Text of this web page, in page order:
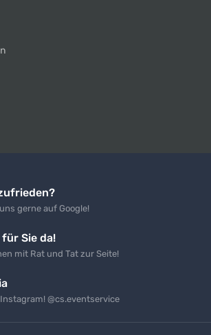
gerne auf Google!
Sie da!
mit Rat und Tat zur Seite!
@cs.eventservice